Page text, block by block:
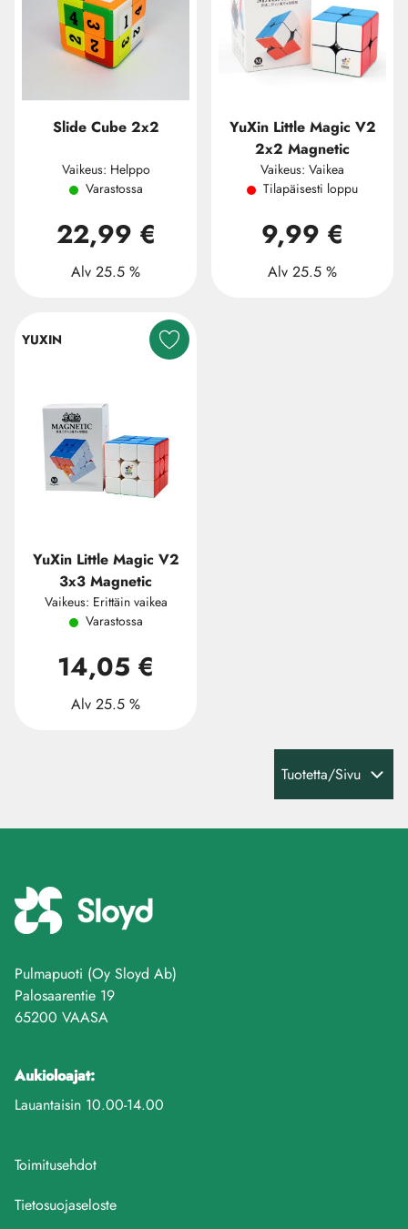
Slide Cube 2x2
Vaikeus: Helppo
Varastossa
22,99 €
Alv 25.5 %
YuXin Little Magic V2
2x2 Magnetic
Vaikeus: Vaikea
Tilapäisesti loppu
9,99 €
Alv 25.5 %
YUXIN
YuXin Little Magic V2
3x3 Magnetic
Vaikeus: Erittäin vaikea
Varastossa
14,05 €
Alv 25.5 %
Tuotetta/Sivu
Pulmapuoti (Oy Sloyd Ab)
Palosaarentie 19
65200 VAASA
Aukioloajat:
Lauantaisin 10.00-14.00
Toimitusehdot
Tietosuojaseloste